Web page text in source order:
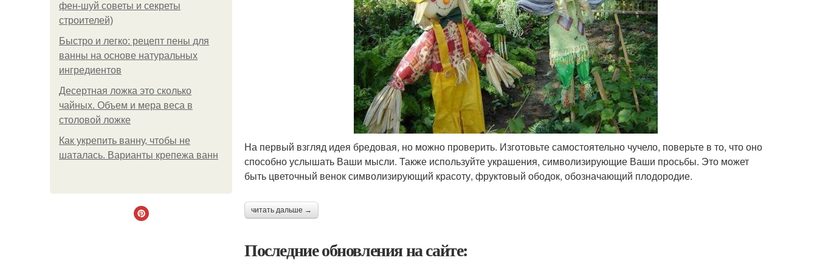
фен-шуй советы и секреты
строителей)
Быстро и легко: рецепт пены для
ванны на основе натуральных
ингредиентов
Десертная ложка это сколько
чайных. Объем и мера веса в
столовой ложке
Как укрепить ванну, чтобы не
шаталась. Варианты крепежа ванн
На первый взгляд идея бредовая, но можно проверить. Изготовьте самостоятельно чучело, поверьте в то, что оно
способно услышать Ваши мысли. Также используйте украшения, символизирующие Ваши просьбы. Это может
быть цветочный венок символизирующий красоту, фруктовый ободок, обозначающий плодородие.
читать дальше →
Последние обновления на сайте: